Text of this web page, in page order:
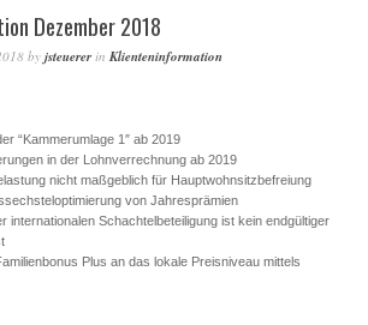
Dezember 2018
by jsteuerer in Klienteninformation
“Kammerumlage 1″ ab 2019
in der Lohnverrechnung ab 2019
nicht maßgeblich für Hauptwohnsitzbefreiung
von Jahresprämien
internationalen Schachtelbeteiligung ist kein endgültiger
Plus an das lokale Preisniveau mittels